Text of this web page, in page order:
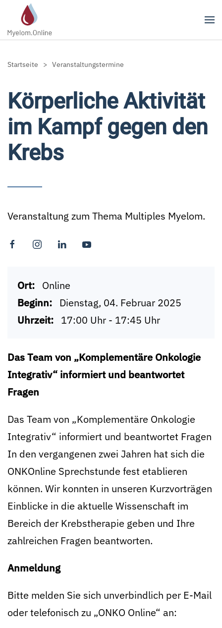
Zum Hauptinhalt springen
Startseite Veranstaltungstermine
Körperliche Aktivität
im Kampf gegen den
Krebs
Veranstaltung zum Thema Multiples Myelom.
Ort: Online
Beginn: Dienstag, 04. Februar 2025
Uhrzeit: 17:00 Uhr - 17:45 Uhr
Das Team von „Komplementäre Onkologie
Integrativ“ informiert und beantwortet
Fragen
Das Team von „Komplementäre Onkologie
Integrativ“ informiert und beantwortet Fragen
In den vergangenen zwei Jahren hat sich die
ONKOnline Sprechstunde fest etablieren
können. Wir konnten in unseren Kurzvorträgen
Einblicke in die aktuelle Wissenschaft im
Bereich der Krebstherapie geben und Ihre
zahlreichen Fragen beantworten.
Anmeldung
Bitte melden Sie sich unverbindlich per E-Mail
oder telefonisch zu „ONKO Online“ an: